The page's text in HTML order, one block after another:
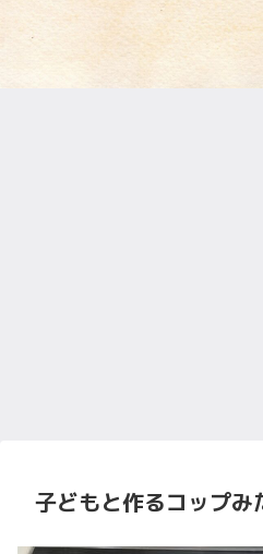
子どもと作るコップみ